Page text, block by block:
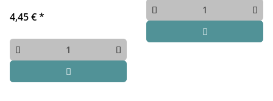
4,45 €*